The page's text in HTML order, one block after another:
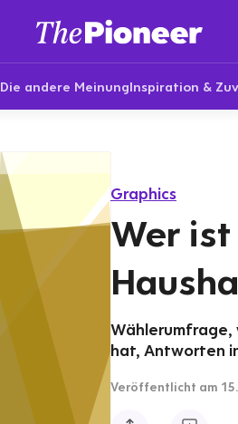
Die andere MeinungInspiration &
Graphics
Wer
Wählerumfrage,
hat, Antworten
Veröffentlicht am